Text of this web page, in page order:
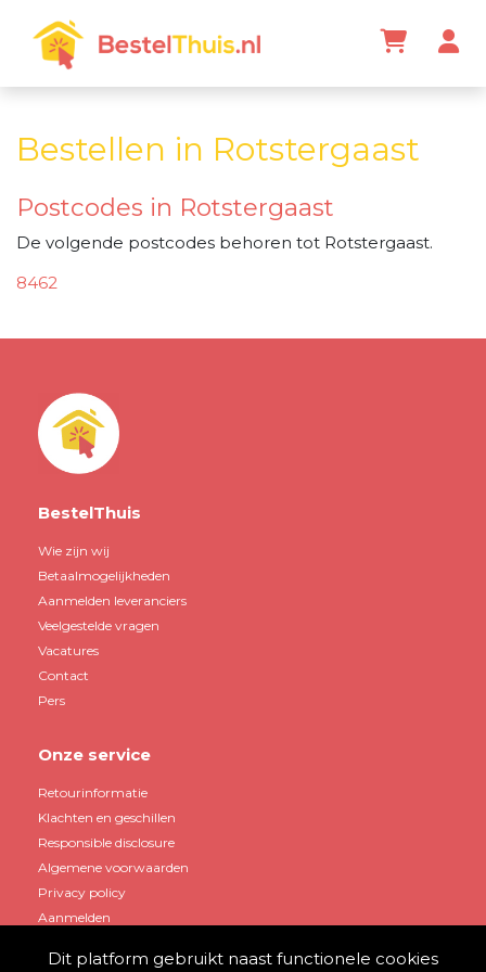
Bestellen in Rotstergaast
Postcodes in Rotstergaast
De volgende postcodes behoren tot Rotstergaast.
8462
BestelThuis
Wie zijn wij
Betaalmogelijkheden
Aanmelden leveranciers
Veelgestelde vragen
Vacatures
Contact
Pers
Onze service
Retourinformatie
Klachten en geschillen
Responsible disclosure
Algemene voorwaarden
Privacy policy
Aanmelden
Dit platform gebruikt naast functionele cookies